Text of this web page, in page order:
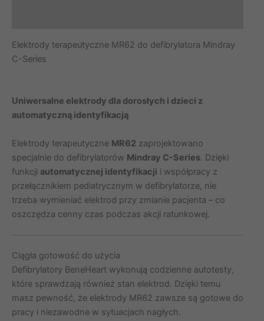
Elektrody terapeutyczne MR62 do defibrylatora Mindray
C-Series
Uniwersalne elektrody dla dorosłych i dzieci z
automatyczną identyfikacją
Elektrody terapeutyczne MR62 zaprojektowano
specjalnie do defibrylatorów Mindray C-Series. Dzięki
funkcji automatycznej identyfikacji i współpracy z
przełącznikiem pediatrycznym w defibrylatorze, nie
trzeba wymieniać elektrod przy zmianie pacjenta – co
oszczędza cenny czas podczas akcji ratunkowej.
Ciągła gotowość do użycia
Defibrylatory BeneHeart wykonują codzienne autotesty,
które sprawdzają również stan elektrod. Dzięki temu
masz pewność, że elektrody MR62 zawsze są gotowe do
pracy i niezawodne w sytuacjach nagłych.